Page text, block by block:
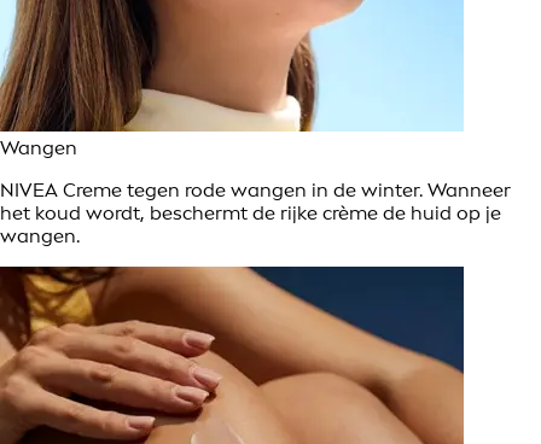
Wangen
NIVEA Creme tegen rode wangen in de winter. Wanneer
het koud wordt, beschermt de rijke crème de huid op je
wangen.